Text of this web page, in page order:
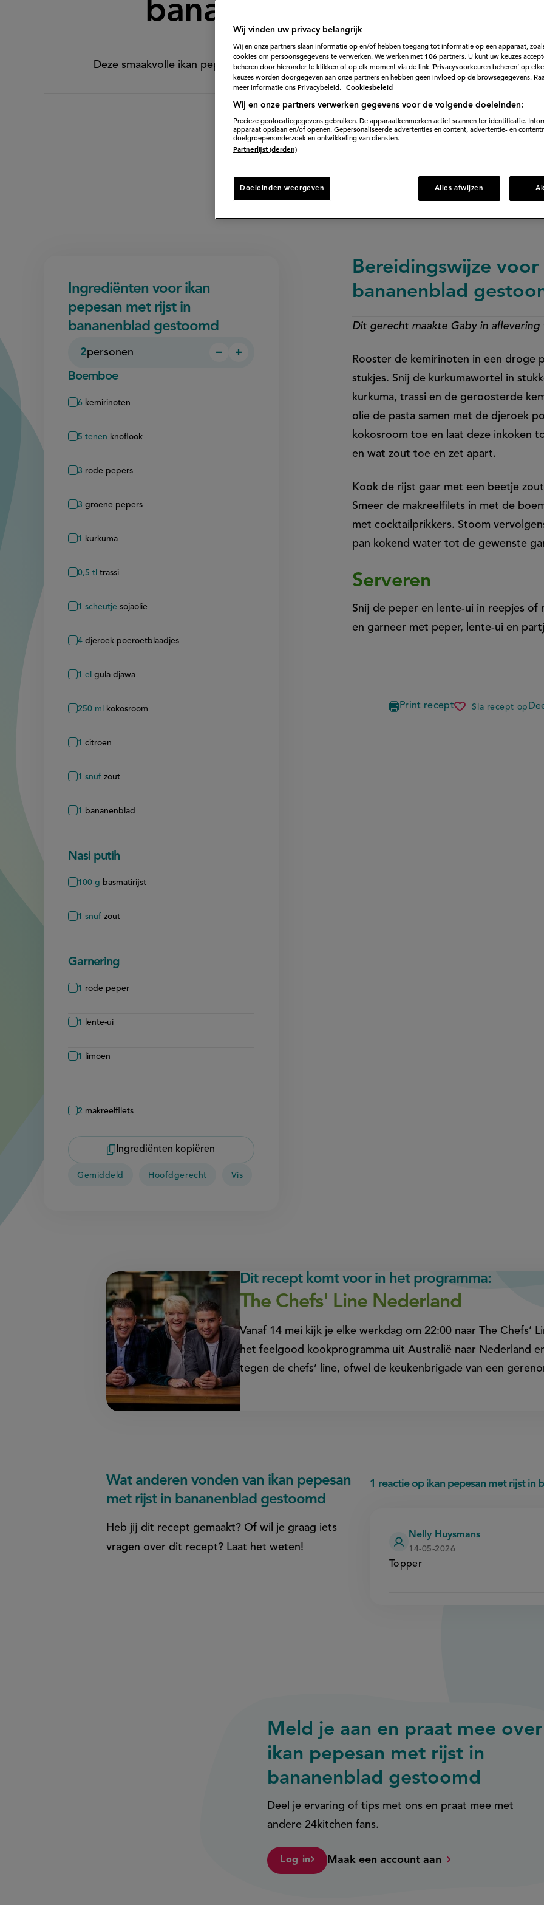
bananenblad gestoomd
110
Beoordeel
recept
'Ikan
pepesan
met
rijst
bananenblad
gestoomd'
Deze smaakvolle ikan pepesan wordt in bananenblad gestoomd en geserveerd met
60 min. voorbereiden
Ingrediënten voor ikan
pepesan met rijst in
bananenblad gestoomd
2personen
Persoon
−
Persoon
+
Boemboe
6 kemirinoten
5 tenen knoflook
3 rode pepers
3 groene pepers
1 kurkuma
0,5 tl trassi
1 scheutje sojaolie
4 djeroek poeroetblaadjes
1 el gula djawa
250 ml kokosroom
1 citroen
1 snuf zout
1 bananenblad
Nasi putih
100 g basmatirijst
1 snuf zout
Garnering
1 rode peper
1 lente-ui
1 limoen
2 makreelfilets
Ingrediënten kopiëren
Gemiddeld Hoofdgerecht Vis
Bereidingswijze
bananenblad
Dit gerecht maakte Gaby in aflevering
Rooster de kemirinoten in een droge
stukjes. Snij de kurkumawortel in
kurkuma, trassi en de geroosterde
olie de pasta samen met de djeroek
kokosroom toe en laat deze inkoken
en wat zout toe en zet apart.
Kook de rijst gaar met een beetje
Smeer de makreelfilets in met de
met cocktailprikkers. Stoom
pan kokend water tot de gewenste
Serveren
Snij de peper en lente-ui in reepjes of
en garneer met peper, lente-ui en
Print recept Sla recept op
ikan
Dit recept komt voor in het programma:
The Chefs' Line Nederland
Vanaf 14 mei kijk je elke werkdag om 22:00 naar The Chefs’
het feelgood kookprogramma uit Australië naar Nederland
tegen de chefs’ line, ofwel de keukenbrigade van een
Wat anderen vonden van ikan pepesan
met rijst in bananenblad gestoomd
Heb jij dit recept gemaakt? Of wil je graag iets
vragen over dit recept? Laat het weten!
1 reactie op ikan pepesan met rijst in
Topper
Nelly Huysmans
14-05-2026
Meld je aan en praat mee over
ikan pepesan met rijst in
bananenblad gestoomd
Deel je ervaring of tips met ons en praat mee met
andere 24kitchen fans.
Log in Maak een account aan
Wij vinden uw privacy belangrijk
Wij en onze partners slaan informatie op en/of hebben toegang tot informatie op een apparaat, zoals
cookies om persoonsgegevens te verwerken. We werken met 106 partners. U kunt uw keuzes
beheren door hieronder te klikken of op elk moment via de link ‘Privacyvoorkeuren beheren’ op
keuzes worden doorgegeven aan onze partners en hebben geen invloed op de browsegegevens.
meer informatie ons Privacybeleid.
Cookiesbeleid
Wij en onze partners verwerken gegevens voor de volgende doeleinden:
Precieze geolocatiegegevens gebruiken. De apparaatkenmerken actief scannen ter identificatie.
apparaat opslaan en/of openen. Gepersonaliseerde advertenties en content, advertentie- en
doelgroepenonderzoek en ontwikkeling van diensten.
Partnerlijst (derden)
Doeleinden weergeven Alles afwijzen